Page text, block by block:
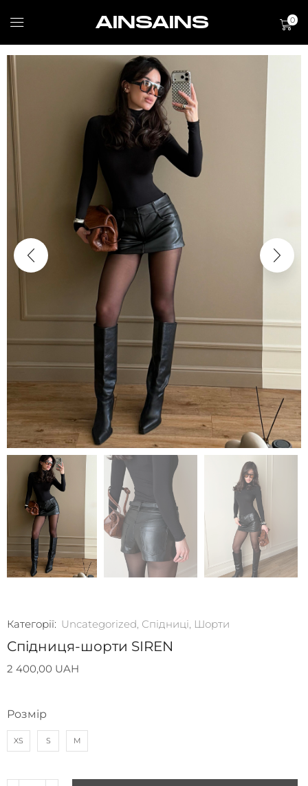
AINSAINS 0
Категорії: Uncategorized Спідниці Шорти
Спідниця-шорти SIREN
2 400,00 UAH
Розмір
XS S M